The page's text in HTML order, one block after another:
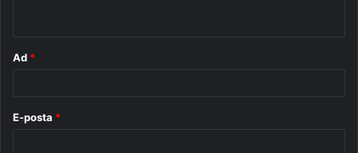
Ad *
E-posta *